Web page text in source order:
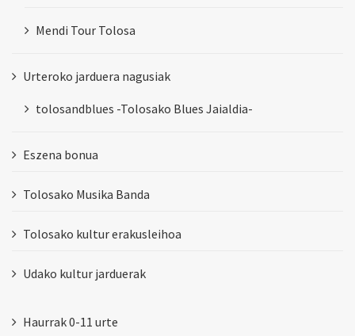
Mendi Tour Tolosa
Urteroko jarduera nagusiak
tolosandblues -Tolosako Blues Jaialdia-
Eszena bonua
Tolosako Musika Banda
Tolosako kultur erakusleihoa
Udako kultur jarduerak
Haurrak 0-11 urte